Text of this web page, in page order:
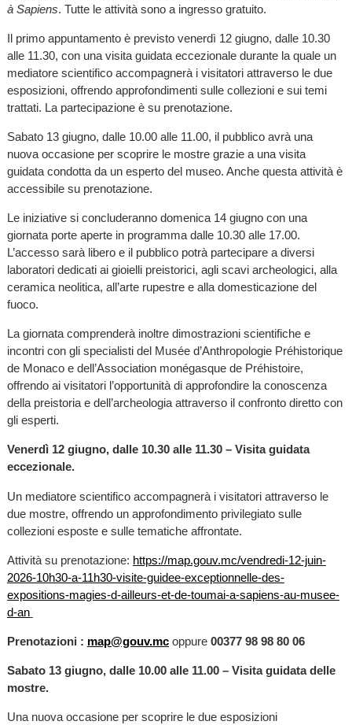
à Sapiens. Tutte le attività sono a ingresso gratuito.
Il primo appuntamento è previsto venerdì 12 giugno, dalle 10.30
alle 11.30, con una visita guidata eccezionale durante la quale un
mediatore scientifico accompagnerà i visitatori attraverso le due
esposizioni, offrendo approfondimenti sulle collezioni e sui temi
trattati. La partecipazione è su prenotazione.
Sabato 13 giugno, dalle 10.00 alle 11.00, il pubblico avrà una
nuova occasione per scoprire le mostre grazie a una visita
guidata condotta da un esperto del museo. Anche questa attività è
accessibile su prenotazione.
Le iniziative si concluderanno domenica 14 giugno con una
giornata porte aperte in programma dalle 10.30 alle 17.00.
L’accesso sarà libero e il pubblico potrà partecipare a diversi
laboratori dedicati ai gioielli preistorici, agli scavi archeologici, alla
ceramica neolitica, all’arte rupestre e alla domesticazione del
fuoco.
La giornata comprenderà inoltre dimostrazioni scientifiche e
incontri con gli specialisti del Musée d’Anthropologie Préhistorique
de Monaco e dell’Association monégasque de Préhistoire,
offrendo ai visitatori l’opportunità di approfondire la conoscenza
della preistoria e dell’archeologia attraverso il confronto diretto con
gli esperti.
Venerdì 12 giugno, dalle 10.30 alle 11.30 – Visita guidata
eccezionale.
Un mediatore scientifico accompagnerà i visitatori attraverso le
due mostre, offrendo un approfondimento privilegiato sulle
collezioni esposte e sulle tematiche affrontate.
Attività su prenotazione: https://map.gouv.mc/vendredi-12-juin-
2026-10h30-a-11h30-visite-guidee-exceptionnelle-des-
expositions-magies-d-ailleurs-et-de-toumai-a-sapiens-au-musee-
d-an
Prenotazioni : map@gouv.mc oppure 00377 98 98 80 06
Sabato 13 giugno, dalle 10.00 alle 11.00 – Visita guidata delle
mostre.
Una nuova occasione per scoprire le due esposizioni